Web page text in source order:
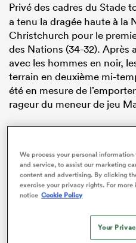
Privé des cadres du Stade
a tenu la dragée haute à la
Christchurch pour le
des Nations (34-32). Après
avec les hommes en noir,
terrain en deuxième mi-
été en mesure de
rageur du meneur de jeu
We process your personal
and service, to assist our marketing
content and advertising. By clicking
exercise your privacy rights. For
notice Cookie Policy
Your